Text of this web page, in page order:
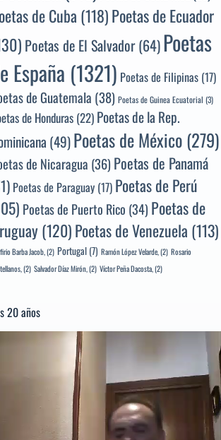
de Cuba (118)Poetas de Ecuador
Poetas de El Salvador(64)Poetas
España (1321) Poetas de Filipinas (17)
de Guatemala (38) Poetas de Guinea Ecuatorial (3)
de Honduras(22) Poetas de la Rep.
(49)Poetas de México(279)
de Nicaragua (36) Poetas de Panamá
Poetas de Paraguay (17) Poetas de Perú
Poetas de Puerto Rico (34) Poetas de
(120)Poetas de Venezuela (113)
Barba Jacob,(2) Portugal (7) Ramón López Velarde,(2) Rosario
(2) Salvador Díaz Mirón,(2) Víctor Peña Dacosta,(2)
20 años